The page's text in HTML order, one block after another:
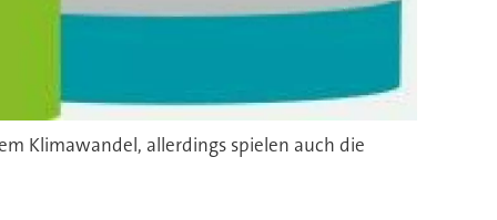
Klimawandel, allerdings spielen auch die